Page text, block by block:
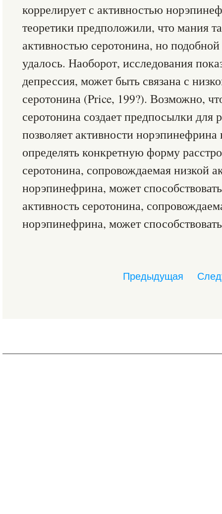
коррелирует с активностью
теоретики предположили, что мания
активностью серотонина, но
удалось. Наоборот, исследования
депрессия, может быть связана с
серотонина (Price, 199?). Возможно,
серотонина создает предпосылки для
позволяет активности норэпинефрина
определять конкретную форму
серотонина, сопровождаемая низкой
норэпинефрина, может
активность серотонина,
норэпинефрина, может
Предыдущая